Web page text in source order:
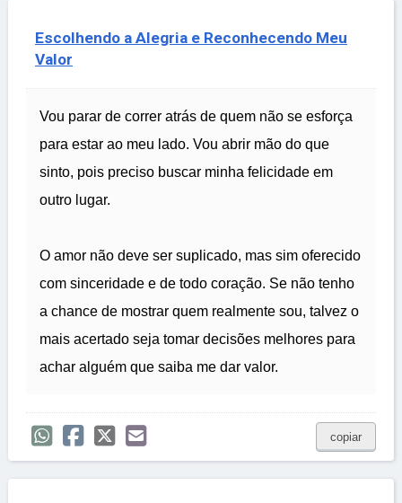
Escolhendo a Alegria e Reconhecendo Meu
Valor
Vou parar de correr atrás de quem não se esforça
para estar ao meu lado. Vou abrir mão do que
sinto, pois preciso buscar minha felicidade em
outro lugar.
O amor não deve ser suplicado, mas sim oferecido
com sinceridade e de todo coração. Se não tenho
a chance de mostrar quem realmente sou, talvez o
mais acertado seja tomar decisões melhores para
achar alguém que saiba me dar valor.
copiar